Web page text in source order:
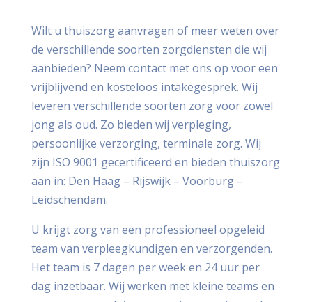
Wilt u thuiszorg aanvragen of meer weten over
de verschillende soorten zorgdiensten die wij
aanbieden? Neem contact met ons op voor een
vrijblijvend en kosteloos intakegesprek. Wij
leveren verschillende soorten zorg voor zowel
jong als oud. Zo bieden wij verpleging,
persoonlijke verzorging, terminale zorg. Wij
zijn ISO 9001 gecertificeerd en bieden thuiszorg
aan in: Den Haag – Rijswijk – Voorburg –
Leidschendam.
U krijgt zorg van een professioneel opgeleid
team van verpleegkundigen en verzorgenden.
Het team is 7 dagen per week en 24 uur per
dag inzetbaar. Wij werken met kleine teams en